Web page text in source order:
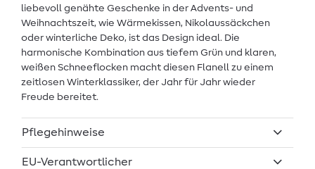
liebevoll genähte Geschenke in der Advents- und
Weihnachtszeit, wie Wärmekissen, Nikolaussäckchen
oder winterliche Deko, ist das Design ideal. Die
harmonische Kombination aus tiefem Grün und klaren,
weißen Schneeflocken macht diesen Flanell zu einem
zeitlosen Winterklassiker, der Jahr für Jahr wieder
Freude bereitet.
Pflegehinweise
EU-Verantwortlicher